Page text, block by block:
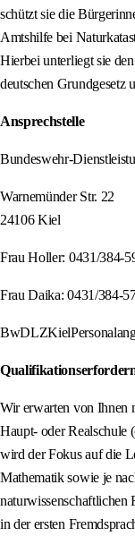
schützt sie die
Amtshilfe bei
Hierbei unterliegt sie
deutschen Grundgesetz
Ansprechstelle
Bundeswehr-
Warnemünder Str. 22
24106 Kiel
Frau Holler: 0431/384-
Frau Daika: 0431/384-
Wir erwarten von Ihnen
Haupt- oder Realschule
wird der Fokus auf die
Mathematik sowie je
in der ersten